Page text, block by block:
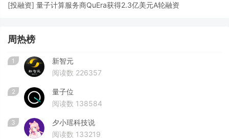
[投融资] 量子计算服务商QuEra获得2.3亿美元A轮融资
周热榜
1
新智元
阅读数 226357
2
量子位
阅读数 138584
3
夕小瑶科技说
阅读数 133219